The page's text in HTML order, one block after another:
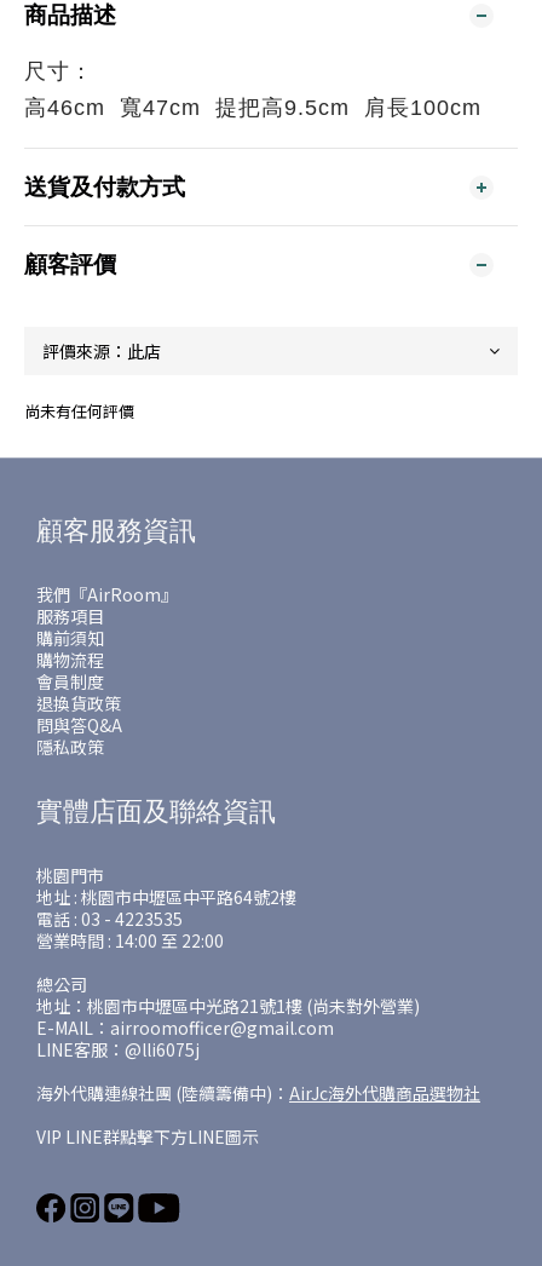
商品描述
尺寸：
高46cm 寬47cm 提把高9.5cm 肩長100cm
送貨及付款方式
顧客評價
尚未有任何評價
顧客服務資訊
我們『AirRoom』
服務項目
購前須知
購物流程
會員制度
退換貨政策
問與答Q&A
隱私政策
實體店面及聯絡資訊
桃園門市
地址 : 桃園市中壢區中平路64號2樓
電話 : 03 - 4223535
營業時間 : 14:00 至 22:00
總公司
地址：桃園市中壢區中光路21號1樓 (尚未對外營業)
E-MAIL：airroomofficer@gmail.com
LINE客服：@lli6075j
海外代購連線社團 (陸續籌備中)： AirJc海外代購商品選物社
VIP LINE群點擊下方LINE圖示